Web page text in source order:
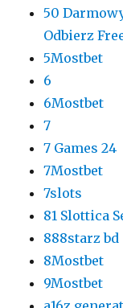
50
Odbierz
5Mostbet
6
6Mostbet
7
7 Games 24
7Mostbet
7slots
81 Slottica
888starz bd
8Mostbet
9Mostbet